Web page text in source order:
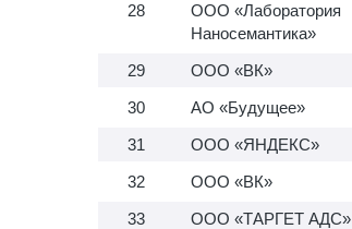
ООО «Лаборатория
Наносемантика»
ООО «ВК»
АО «Будущее»
ООО «ЯНДЕКС»
ООО «ВК»
ООО «ТАРГЕТ АДС»